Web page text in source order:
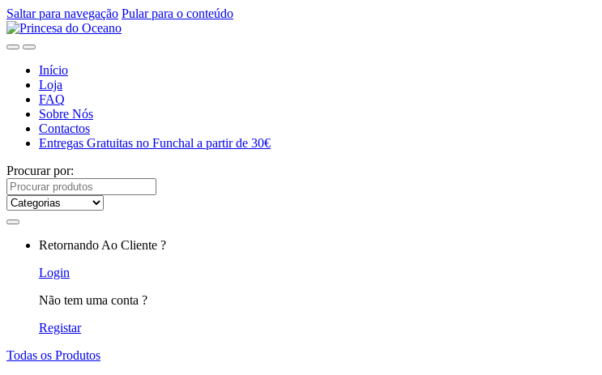
Saltar para navegação Pular para o conteúdo
Início
Loja
FAQ
Sobre Nós
Contactos
Entregas Gratuitas no Funchal a partir de 30€
Procurar por:
Retornando Ao Cliente ?
Login
Não tem uma conta ?
Registar
Todas os Produtos